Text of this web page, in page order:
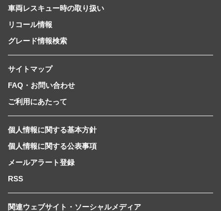
車両レスキュー時の取り扱い
リコール情報
グレード情報検索
サイトマップ
FAQ・お問い合わせ
ご利用にあたって
個人情報に関する基本方針
個人情報に関する公表事項
メールアラート登録
RSS
関連ウェブサイト・ソーシャルメディア